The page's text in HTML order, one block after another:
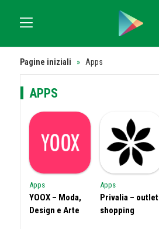
Pagine iniziali » Apps
APPS
Apps
YOOX – Moda,
Design e Arte
Apps
Privalia – outlet
shopping